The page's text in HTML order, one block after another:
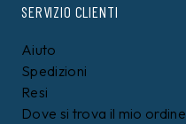
SERVIZIO CLIENTI
Aiuto
Spedizioni
Resi
Dove si trova il mio ordine